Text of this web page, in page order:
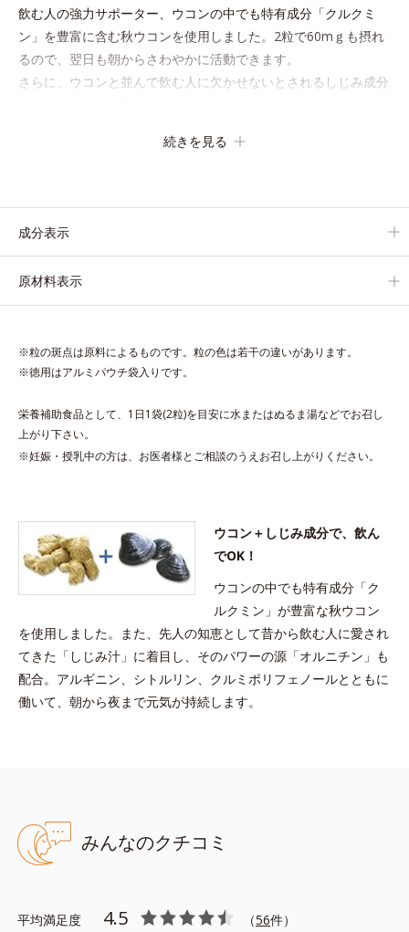
飲む人の強力サポーター、ウコンの中でも特有成分「クルクミ
ン」を豊富に含む秋ウコンを使用しました。2粒で60mｇも摂れ
るので、翌日も朝からさわやかに活動できます。
さらに、ウコンと並んで飲む人に欠かせないとされるしじみ成分
立ち直りをしっかりサポートします。
＊オルビス調べ
続きを見る
成分表示
原材料表示
※粒の斑点は原料によるものです。粒の色は若干の違いがあります。
※徳用はアルミパウチ袋入りです。
栄養補助食品として、1日1袋(2粒)を目安に水またはぬるま湯などでお召し
上がり下さい。
※妊娠・授乳中の方は、お医者様とご相談のうえお召し上がりください。
ウコン＋しじみ成分で、飲ん
でOK！
ウコンの中でも特有成分「ク
ルクミン」が豊富な秋ウコン
を使用しました。また、先人の知恵として昔から飲む人に愛され
てきた「しじみ汁」に着目し、そのパワーの源「オルニチン」も
配合。アルギニン、シトルリン、クルミポリフェノールとともに
働いて、朝から夜まで元気が持続します。
みんなのクチコミ
平均満足度 4.5 （56件）